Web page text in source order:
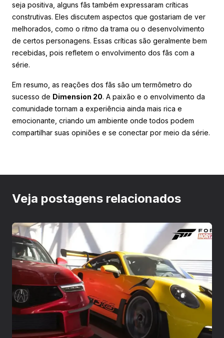
seja positiva, alguns fãs também expressaram críticas
construtivas. Eles discutem aspectos que gostariam de ver
melhorados, como o ritmo da trama ou o desenvolvimento
de certos personagens. Essas críticas são geralmente bem
recebidas, pois refletem o envolvimento dos fãs com a
série.
Em resumo, as reações dos fãs são um termômetro do
sucesso de Dimension 20. A paixão e o envolvimento da
comunidade tornam a experiência ainda mais rica e
emocionante, criando um ambiente onde todos podem
compartilhar suas opiniões e se conectar por meio da série.
Veja postagens relacionados